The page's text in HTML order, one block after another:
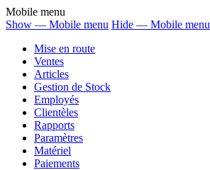
Mobile menu
Show — Mobile menu Hide — Mobile menu
Mise en route
Ventes
Articles
Gestion de Stock
Employés
Clientèles
Rapports
Paramètres
Matériel
Paiements